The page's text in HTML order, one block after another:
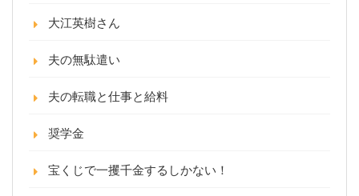
大江英樹さん
夫の無駄遣い
夫の転職と仕事と給料
奨学金
宝くじで一攫千金するしかない！